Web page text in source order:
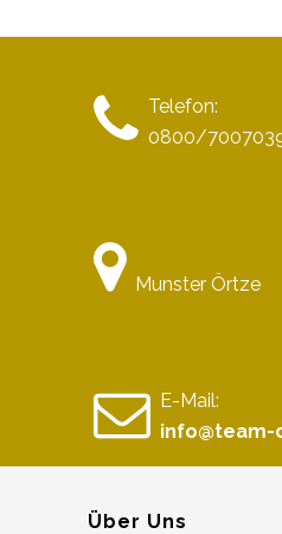
Telefon:
0800/
Munster Örtze
E-Mail:
info@team-
Über Uns